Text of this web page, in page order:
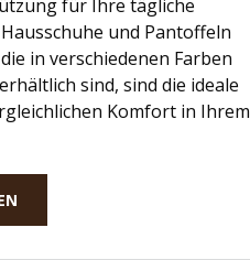
für Ihre tägliche
und Pantoffeln
in verschiedenen Farben
sind, sind die ideale
Komfort in Ihrem